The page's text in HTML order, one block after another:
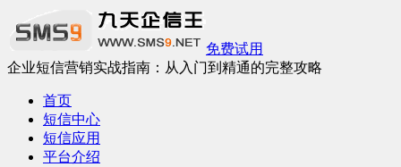
免费试用
企业短信营销实战指南：从入门到精通的完整攻略
首页
短信中心
短信应用
平台介绍